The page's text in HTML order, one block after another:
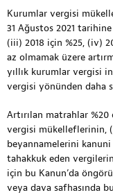
Kurumlar vergisi
31 Ağustos 2021
(iii) 2018 için %25, (iv)
az olmamak üzere
yıllık kurumlar vergisi
vergisi yönünden daha
Artırılan matrahlar
vergisi mükelleflerinin,
beyannamelerini
tahakkuk eden
için bu Kanun’da
veya dava safhasında